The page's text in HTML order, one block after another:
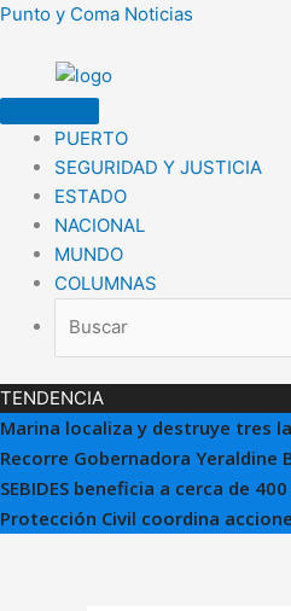
Ir
contenido
Punto y Coma Noticias
PUERTO
SEGURIDAD Y JUSTICIA
ESTADO
NACIONAL
MUNDO
COLUMNAS
TENDENCIA
Marina localiza y destruye tres
Recorre Gobernadora
SEBIDES beneficia a cerca de
Protección Civil coordina